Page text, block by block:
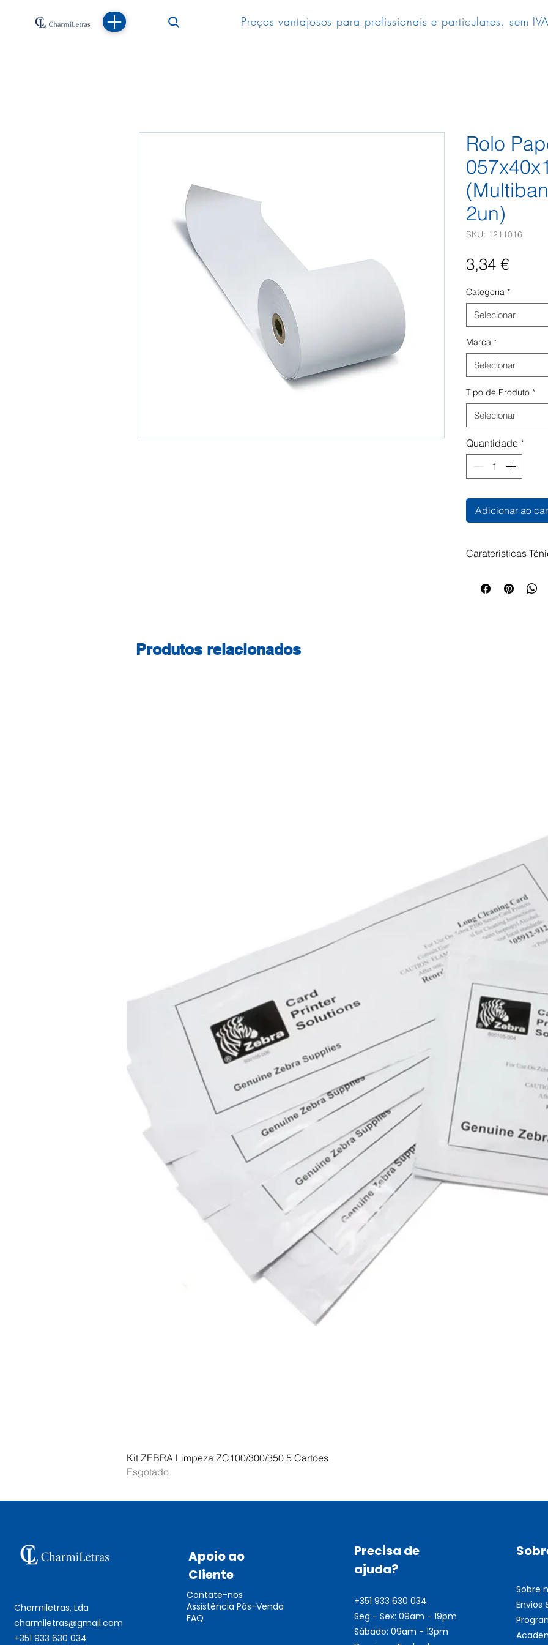
Preços vantajosos para profissionais e particulares. sem
Rolo
2un)
SKU: 1211016
3,34 €Preço
Categoria *
Selecionar
Marca *
Selecionar
Tipo de Produto *
Selecionar
Quantidade *
Adicionar ao
Carateristicas
11mm
Produtos relacionados
Kit ZEBRA Limpeza ZC100/300/350 5 Cartões
Esgotado
Charmiletras, Lda
charmiletras@gmail.com
+351 933 630 034
Apoio ao
Cliente
Contate-nos
Assistência Pós-Venda
FAQ
Precisa de
ajuda?
+351 933 630 034
Seg - Sex: 09am - 19pm
Sábado: 09am - 13pm
Sobre
Envios